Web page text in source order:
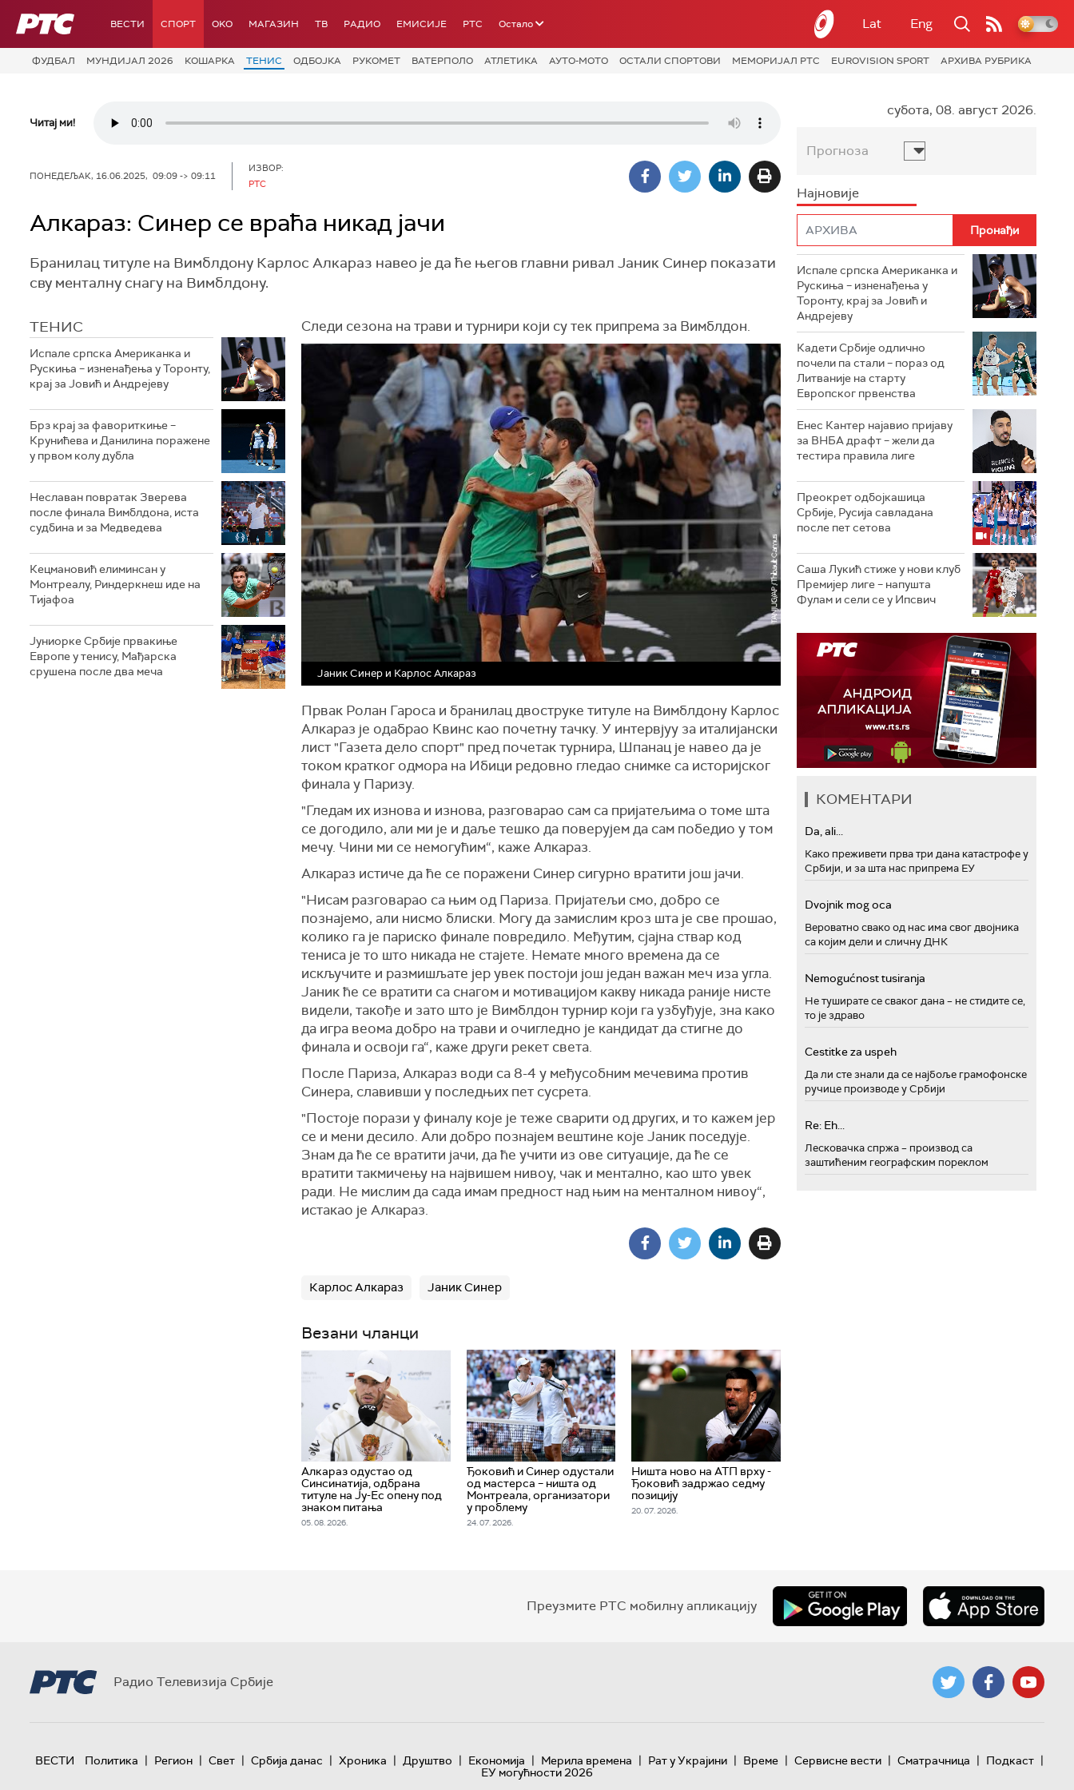
РТС ВЕСТИ СПОРТ OKO МАГАЗИН ТВ РАДИО ЕМИСИЈЕ РТС Остало Lat Eng
ФУДБАЛ МУНДИЈАЛ 2026 КОШАРКА ТЕНИС ОДБОЈКА РУКОМЕТ ВАТЕРПОЛО АТЛЕТИКА АУТО-МОТО ОСТАЛИ СПОРТОВИ МЕМОРИЈАЛ РТС EUROVISION SPORT АРХИВА РУБРИКА
Читај ми!
ПОНЕДЕЉАК, 16.06.2025, 09:09 -> 09:11
ИЗВОР:
РТС
Алкараз: Синер се враћа никад јачи
Бранилац титуле на Вимблдону Карлос Алкараз навео је да ће његов главни ривал Јаник Синер показати
сву менталну снагу на Вимблдону.
ТЕНИС
Испале српска Американка и
Рускиња – изненађења у Торонту,
крај за Јовић и Андрејеву
Брз крај за фавориткиње –
Крунићева и Данилина поражене
у првом колу дубла
Неславан повратак Зверева
после финала Вимблдона, иста
судбина и за Медведева
Кецмановић елиминсан у
Монтреалу, Риндеркнеш иде на
Тијафоа
Јуниорке Србије првакиње
Европе у тенису, Мађарска
срушена после два меча
Следи сезона на трави и турнири који су тек припрема за Вимблдон.
Јаник Синер и Карлос Алкараз
Првак Ролан Гароса и бранилац двоструке титуле на Вимблдону Карлос
Алкараз је одабрао Квинс као почетну тачку. У интервјуу за италијански
лист "Газета дело спорт" пред почетак турнира, Шпанац је навео да је
током кратког одмора на Ибици редовно гледао снимке са историјског
финала у Паризу.
"Гледам их изнова и изнова, разговарао сам са пријатељима о томе шта
се догодило, али ми је и даље тешко да поверујем да сам победио у том
мечу. Чини ми се немогућим“, каже Алкараз.
Алкараз истиче да ће се поражени Синер сигурно вратити још јачи.
"Нисам разговарао са њим од Париза. Пријатељи смо, добро се
познајемо, али нисмо блиски. Могу да замислим кроз шта је све прошао,
колико га је париско финале повредило. Међутим, сјајна ствар код
тениса је то што никада не стајете. Немате много времена да се
искључите и размишљате јер увек постоји још један важан меч иза угла.
Јаник ће се вратити са снагом и мотивацијом какву никада раније нисте
видели, такође и зато што је Вимблдон турнир који га узбуђује, зна како
да игра веома добро на трави и очигледно је кандидат да стигне до
финала и освоји га“, каже други рекет света.
После Париза, Алкараз води са 8-4 у међусобним мечевима против
Синера, славивши у последњих пет сусрета.
"Постоје порази у финалу које је теже сварити од других, и то кажем јер
се и мени десило. Али добро познајем вештине које Јаник поседује.
Знам да ће се вратити јачи, да ће учити из ове ситуације, да ће се
вратити такмичењу на највишем нивоу, чак и ментално, као што увек
ради. Не мислим да сада имам предност над њим на менталном нивоу“,
истакао је Алкараз.
Карлос Алкараз Јаник Синер
Везани чланци
Алкараз одустао од
Синсинатија, одбрана
титуле на Ју-Ес опену под
знаком питања
05. 08. 2026.
Ђоковић и Синер одустали
од мастерса – ништа од
Монтреала, организатори
у проблему
24. 07. 2026.
Ништа ново на АТП врху -
Ђоковић задржао седму
позицију
20. 07. 2026.
субота, 08. август 2026.
Прогноза
Најновије
Испале српска Американка и
Рускиња – изненађења у
Торонту, крај за Јовић и
Андрејеву
Кадети Србије одлично
почели па стали – пораз од
Литваније на старту
Европског првенства
Енес Кантер најавио пријаву
за ВНБА драфт – жели да
тестира правила лиге
Преокрет одбојкашица
Србије, Русија савладана
после пет сетова
Саша Лукић стиже у нови клуб
Премијер лиге – напушта
Фулам и сели се у Ипсвич
КОМЕНТАРИ
Da, ali...
Како преживети прва три дана катастрофе у
Србији, и за шта нас припрема ЕУ
Dvojnik mog oca
Вероватно свако од нас има свог двојника
са којим дели и сличну ДНК
Nemogućnost tusiranja
Не туширате се сваког дана – не стидите се,
то је здраво
Cestitke za uspeh
Да ли сте знали да се најбоље грамофонске
ручице производе у Србији
Re: Eh...
Лесковачка спржа – производ са
заштићеним географским пореклом
Преузмите РТС мобилну апликацију
Радио Телевизија Србије
ВЕСТИ Политика | Регион | Свет | Србија данас | Хроника | Друштво | Економија | Мерила времена | Рат у Украјини | Време | Сервисне вести | Сматрачница | Подкаст |
ЕУ могућности 2026